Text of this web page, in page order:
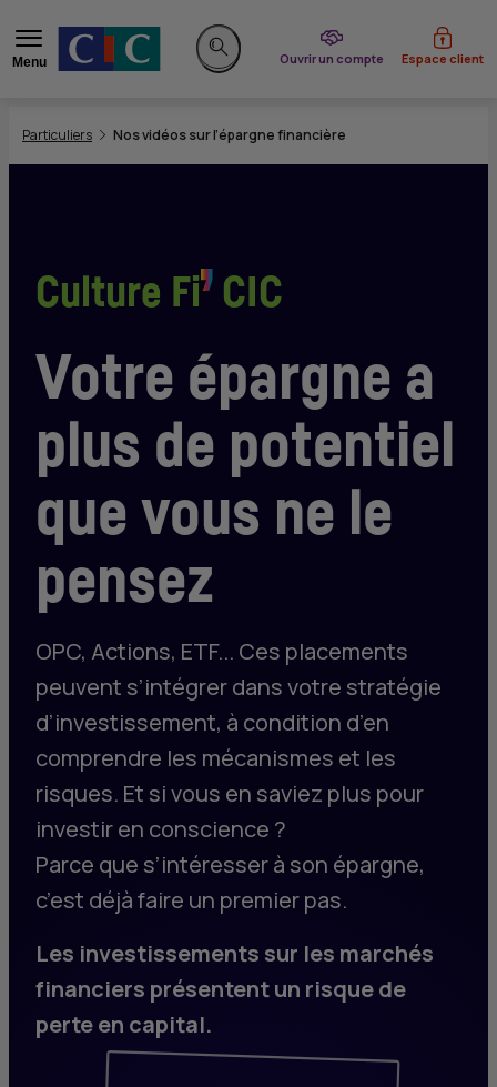
Menu
Rechercher sur le site
Ouvrir un compte
du CIC Espace client
Particuliers Nos vidéos sur l’épargne financière
Culture Fi CIC
Votre épargne a
plus de potentiel
que vous ne le
pensez
OPC, Actions, ETF... Ces placements
peuvent s’intégrer dans votre stratégie
d’investissement, à condition d’en
comprendre les mécanismes et les
risques. Et si vous en saviez plus pour
investir en conscience ?
Parce que s’intéresser à son épargne,
c’est déjà faire un premier pas.
Les investissements sur les marchés
financiers présentent un risque de
perte en capital.